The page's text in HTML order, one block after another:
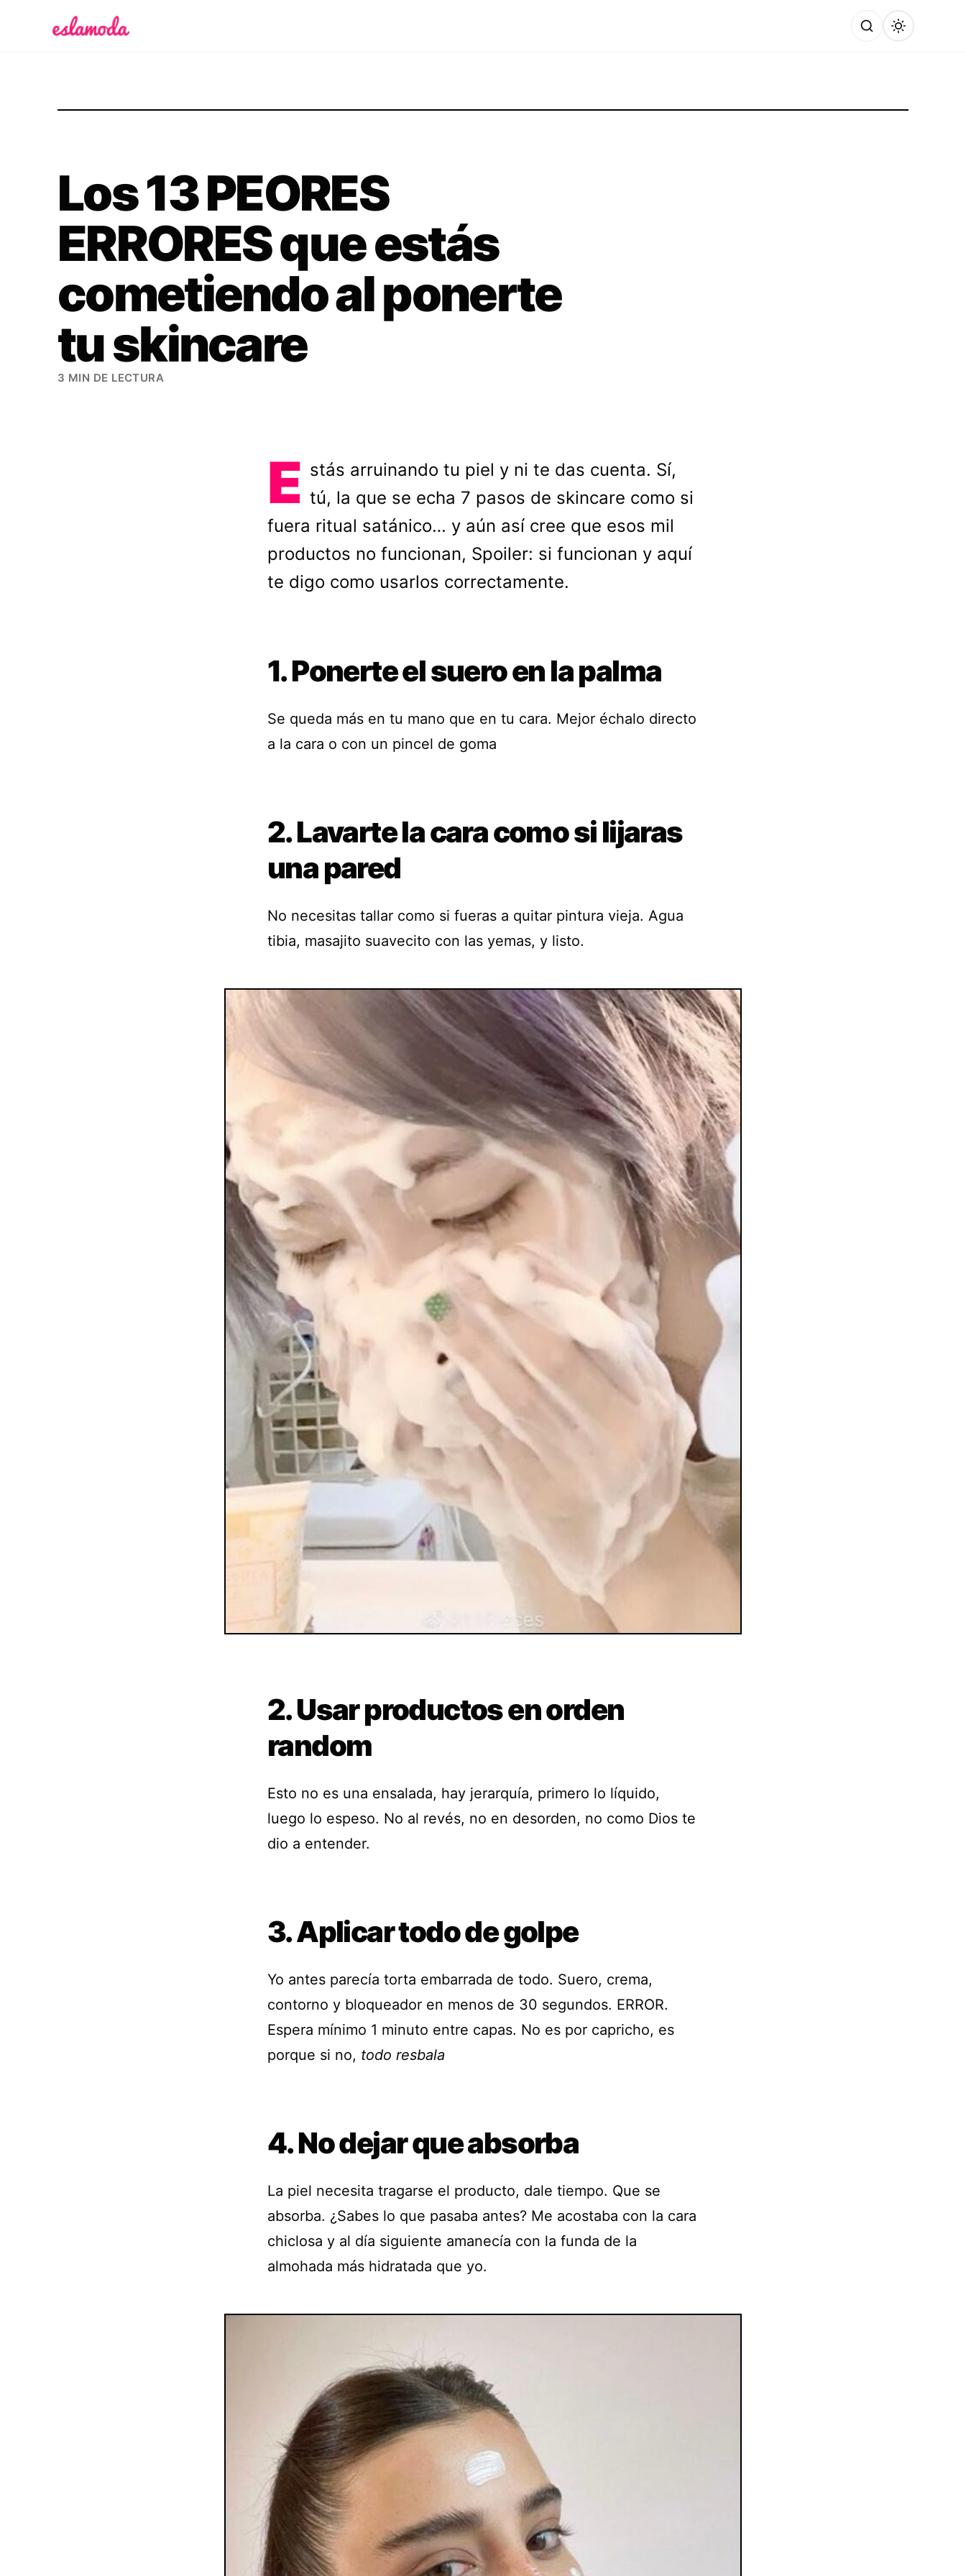
Los 13 PEORES
ERRORES que estás
cometiendo al ponerte
tu skincare
3 MIN DE LECTURA
E stás arruinando tu piel y ni te das cuenta. Sí,
tú, la que se echa 7 pasos de skincare como si
fuera ritual satánico… y aún así cree que esos mil
productos no funcionan, Spoiler: si funcionan y aquí
te digo como usarlos correctamente.
1. Ponerte el suero en la palma
Se queda más en tu mano que en tu cara. Mejor échalo directo
a la cara o con un pincel de goma
2. Lavarte la cara como si lijaras
una pared
No necesitas tallar como si fueras a quitar pintura vieja. Agua
tibia, masajito suavecito con las yemas, y listo.
2. Usar productos en orden
random
Esto no es una ensalada, hay jerarquía, primero lo líquido,
luego lo espeso. No al revés, no en desorden, no como Dios te
dio a entender.
3. Aplicar todo de golpe
Yo antes parecía torta embarrada de todo. Suero, crema,
contorno y bloqueador en menos de 30 segundos. ERROR.
Espera mínimo 1 minuto entre capas. No es por capricho, es
porque si no, todo resbala
4. No dejar que absorba
La piel necesita tragarse el producto, dale tiempo. Que se
absorba. ¿Sabes lo que pasaba antes? Me acostaba con la cara
chiclosa y al día siguiente amanecía con la funda de la
almohada más hidratada que yo.